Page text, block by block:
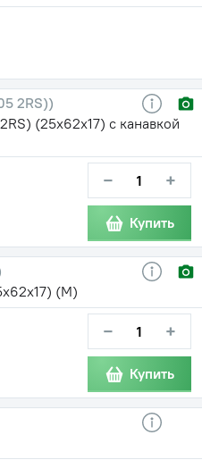
2RS))
(25х62х17) с канавкой
− +
Купить
(М)
− +
Купить